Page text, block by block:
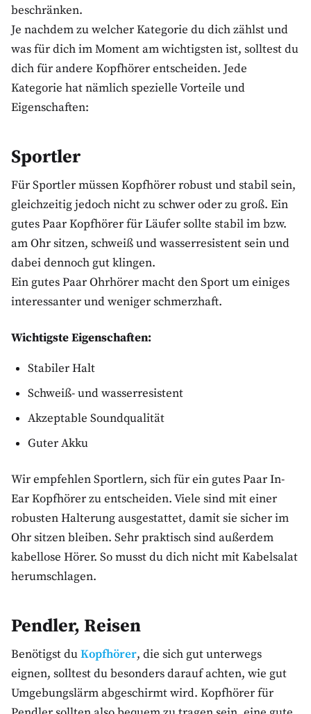
beschränken.
Je nachdem zu welcher Kategorie du dich zählst und
was für dich im Moment am wichtigsten ist, solltest du
dich für andere Kopfhörer entscheiden. Jede
Kategorie hat nämlich spezielle Vorteile und
Eigenschaften:
Sportler
Für Sportler müssen Kopfhörer robust und stabil sein,
gleichzeitig jedoch nicht zu schwer oder zu groß. Ein
gutes Paar Kopfhörer für Läufer sollte stabil im bzw.
am Ohr sitzen, schweiß und wasserresistent sein und
dabei dennoch gut klingen.
Ein gutes Paar Ohrhörer macht den Sport um einiges
interessanter und weniger schmerzhaft.
Wichtigste Eigenschaften:
Stabiler Halt
Schweiß- und wasserresistent
Akzeptable Soundqualität
Guter Akku
Wir empfehlen Sportlern, sich für ein gutes Paar In-
Ear Kopfhörer zu entscheiden. Viele sind mit einer
robusten Halterung ausgestattet, damit sie sicher im
Ohr sitzen bleiben. Sehr praktisch sind außerdem
kabellose Hörer. So musst du dich nicht mit Kabelsalat
herumschlagen.
Pendler, Reisen
Benötigst duKopfhörer, die sich gut unterwegs
eignen, solltest du besonders darauf achten, wie gut
Umgebungslärm abgeschirmt wird. Kopfhörer für